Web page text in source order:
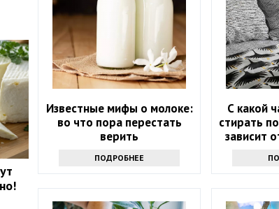
Известные мифы о молоке:
во что пора перестать
верить
ПОДРОБНЕЕ
С какой
стирать
зависит